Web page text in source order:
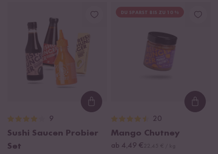
Loading...
9
Sushi Saucen Probier
Set
DU SPARST BIS ZU 10 %
20
Mango Chutney
ab 4,49 €